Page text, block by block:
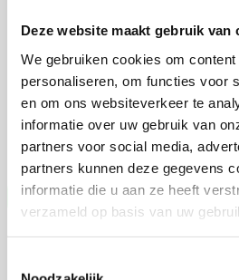
Deze website maakt gebruik van
We gebruiken cookies om
personaliseren, om functies voor
en om ons websiteverkeer te
informatie over uw gebruik van
partners voor social media,
partners kunnen deze gegevens
informatie die u aan ze heeft
verzameld op basis van uw
2 september 2026
Martijn de Roij
Wageningen University